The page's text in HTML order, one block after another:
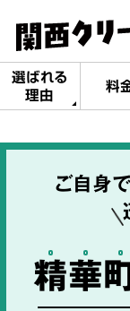
選ばれる
理由
料
ご自身で
精華